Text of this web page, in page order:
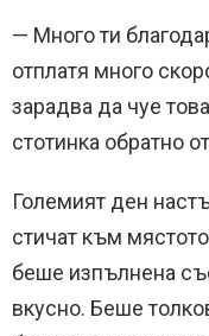
— Много ти
отплатя много
зарадва да чуе
стотинка обратно
Големият ден
стичат към
беше изпълнена
вкусно. Беше